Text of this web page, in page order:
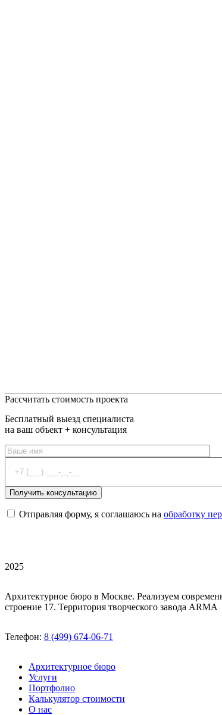
Рассчитать стоимость проекта
Бесплатный выезд специалиста
на ваш объект + консультация
Отправляя форму, я соглашаюсь на обработку
2025
Архитектурное бюро в Москве. Реализуем
строение 17. Территория творческого завода ARMA
Телефон: 8 (499) 674-06-71
Архитектурное бюро
Услуги
Портфолио
Калькулятор стоимости
О нас